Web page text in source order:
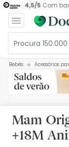
4,5/5 Com
Bebés Acessórios
Mam
+18M